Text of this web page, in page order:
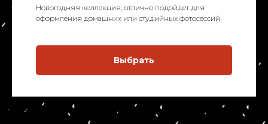
Новогодняя коллекция, отлично подойдет для
оформления домашних или студийных фотосессий.
Выбрать